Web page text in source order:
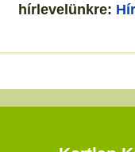
hírlevelünkre: